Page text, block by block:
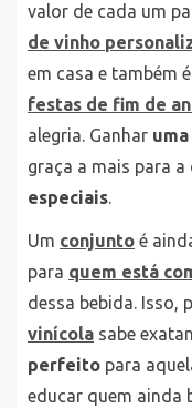
valor de cada um
de vinho
em casa e também
festas de fim de
alegria. Ganhar
graça a mais para
especiais.
Um conjunto é
para quem está
dessa bebida. Isso,
vinícola sabe
perfeito para
educar quem ainda